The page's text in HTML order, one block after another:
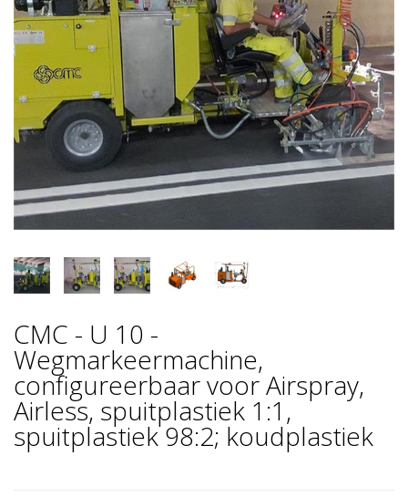
CMC - U 10 -
Wegmarkeermachine,
configureerbaar voor Airspray,
Airless, spuitplastiek 1:1,
spuitplastiek 98:2; koudplastiek